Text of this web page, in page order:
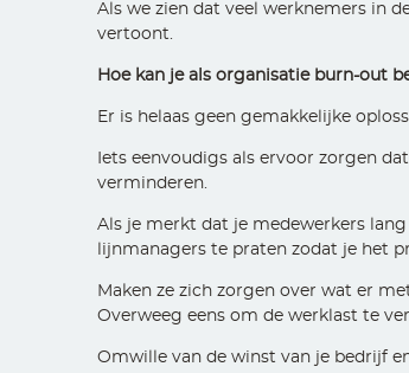
Als we zien dat veel werknemers in
vertoont.
Hoe kan je als organisatie burn-out
Er is helaas geen gemakkelijke
Iets eenvoudigs als ervoor zorgen
verminderen.
Als je merkt dat je medewerkers
lijnmanagers te praten zodat je het
Maken ze zich zorgen over wat er
Overweeg eens om de werklast te
Omwille van de winst van je bedrijf